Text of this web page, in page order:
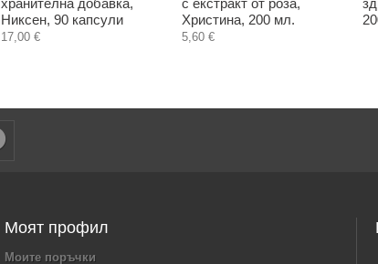
хранителна добавка,
Никсен, 90 капсули
17,00 €
с екстракт от роза,
Христина, 200 мл.
5,60 €
Моят профил
Моите поръчки